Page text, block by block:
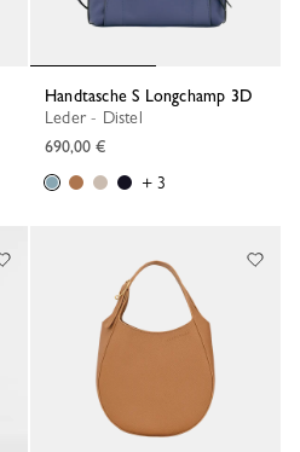
Handtasche S Longchamp 3D
Leder - Distel
690,00 €
+ 3